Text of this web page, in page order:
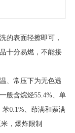
的表面轻擦即可，
十分易燃，不能接
、常压下为无色透
般含烷烃55.4%、单
苯0.1%、茚满和萘满
，爆炸限制